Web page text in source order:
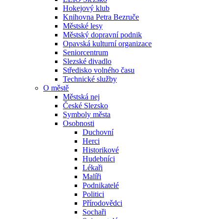
Hokejový klub
Knihovna Petra Bezruče
Městské lesy
Městský dopravní podnik
Opavská kulturní organizace
Seniorcentrum
Slezské divadlo
Středisko volného času
Technické služby
O městě
Městská nej
České Slezsko
Symboly města
Osobnosti
Duchovní
Herci
Historikové
Hudebníci
Lékaři
Malíři
Podnikatelé
Politici
Přírodovědci
Sochaři